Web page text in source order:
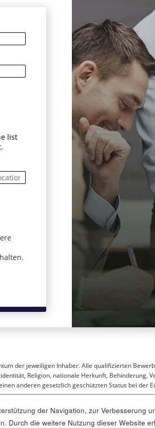
list
neuen Fenster)
der jeweiligen Inhaber. Alle qualifizierten
Religion, nationale Herkunft, Behinderung,
anderen gesetzlich geschützten Status bei der
der Navigation, zur Verbesserung
die weitere Nutzung dieser Website